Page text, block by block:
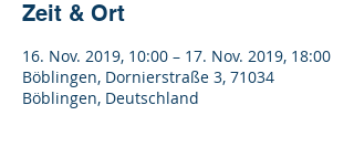
Zeit & Ort
16. Nov. 2019, 10:00 – 17. Nov. 2019, 18:00
Böblingen, Dornierstraße 3, 71034
Böblingen, Deutschland